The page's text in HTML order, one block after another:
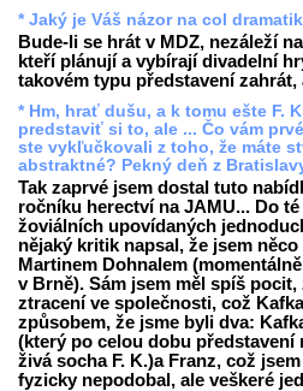
* Jaký je Váš názor na col
Bude-li se hrát v MDZ, nezáleží
kteří plánují a vybírají divadelní
takovém typu představení
* Hm, hrať dušu, a k tomu ešte F.
predstaviť si to, ale ... Čo vám
ste vykľučkovali z toho, že máte
abstraktné? Pekný deň z
Tak zaprvé jsem dostal tuto
ročníku herectví na JAMU... Do
žoviálních upovídaných
nějaký kritik napsal, že jsem
Martinem Dohnalem
v Brně). Sám jsem měl spíš
ztracení ve společnosti, což
způsobem, že jsme byli dva:
(který po celou dobu představení
živá socha F. K.)a Franz, což
fyzicky nepodobal, ale veškeré